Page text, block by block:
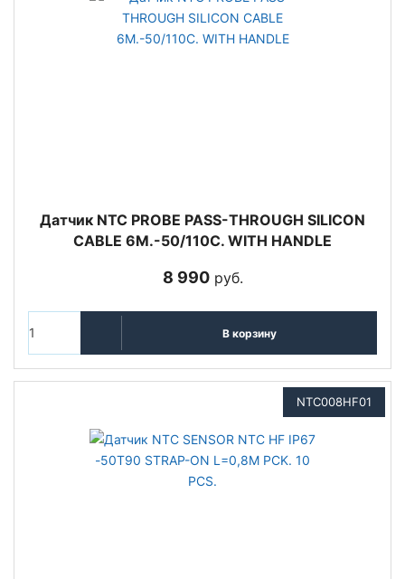
Датчик NTC PROBE PASS-THROUGH SILICON
CABLE 6M.-50/110C. WITH HANDLE
8 990руб.
В корзину
NTC008HF01